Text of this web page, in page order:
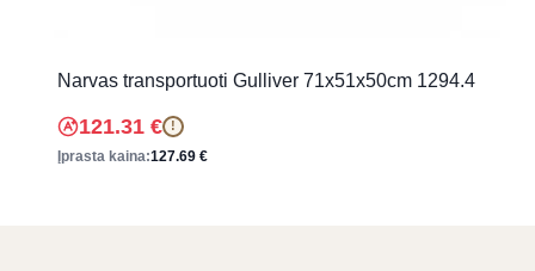
Narvas transportuoti Gulliver 71x51x50cm 1294.4
121.31 € !
Įprasta kaina:127.69 €